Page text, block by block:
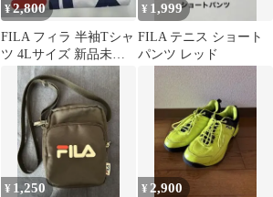
¥2,800
FILA フィラ 半袖Tシャ
ツ 4Lサイズ 新品未使
用タグ付き FM3712-3
¥ 1,999
FILA テニス ショート
パンツ レッド
¥ 1,250 ¥2,900